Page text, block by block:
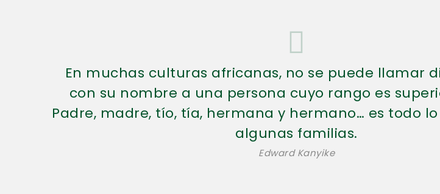
En muchas culturas africanas, no se puede llamar
con su nombre a una persona cuyo rango es
Padre, madre, tío, tía, hermana y hermano… es todo
algunas familias.
Edward Kanyike